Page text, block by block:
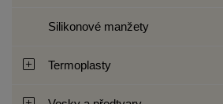
Silikonové manžety
Termoplasty